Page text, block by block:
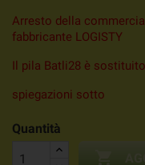
Arresto della
fabbricante LOGISTY
Il pila Batli28 è
spiegazioni sotto
Quantità